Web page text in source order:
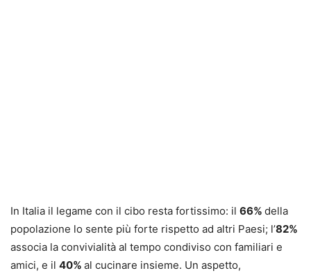
In Italia il legame con il cibo resta fortissimo: il 66% della
popolazione lo sente più forte rispetto ad altri Paesi; l’82%
associa la convivialità al tempo condiviso con familiari e
amici, e il 40% al cucinare insieme. Un aspetto,